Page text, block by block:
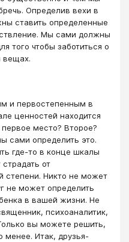
Определив вехи в
ставить определенные
Мы сами должны
того чтобы заботиться о
вещах.
и первостепенным в
ценностей находится
место? Второе?
сами определить это.
где-то в конце шкалы
от
степени. Никто не может
не может определить
в вашей жизни. Не
психоаналитик,
вы можете решить,
менее. Итак, друзья-